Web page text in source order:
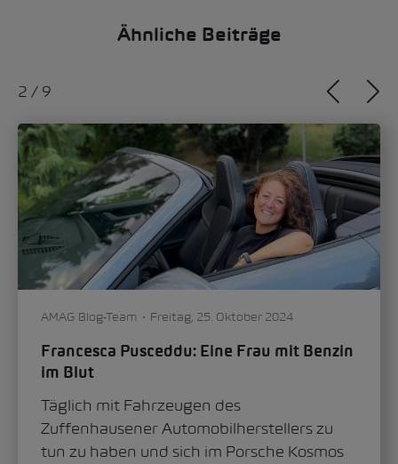
Ähnliche Beiträge
2 / 9
AMAG Blog-Team Freitag, 25. Oktober 2024
Francesca Pusceddu: Eine Frau mit Benzin
im Blut
Täglich mit Fahrzeugen des
Zuffenhausener Automobilherstellers zu
tun zu haben und sich im Porsche Kosmos